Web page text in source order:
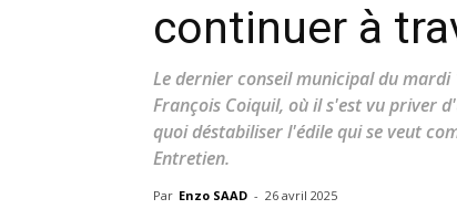
continuer à
Le dernier conseil municipal du
François Coiquil, où il s'est vu priver
quoi déstabiliser l'édile qui se veut
Entretien.
Par Enzo SAAD - 26 avril 2025